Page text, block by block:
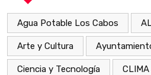
Agua Potable Los Cabos
Arte y Cultura
Ciencia y Tecnología CLIMA